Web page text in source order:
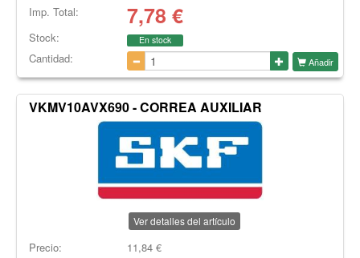
Imp. Total: 7,78 €
Stock: En stock
Cantidad: Añadir
VKMV10AVX690 - CORREA AUXILIAR
Ver detalles del artículo
Precio: 11,84€